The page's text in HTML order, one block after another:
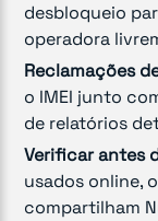
desbloqueio
operadora
Reclamações
o IMEI junto
de relatórios
Verificar antes
usados online,
compartilham